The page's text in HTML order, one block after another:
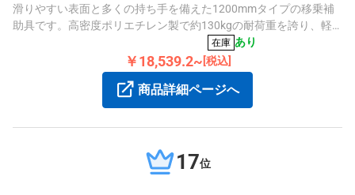
滑りやすい表面と多くの持ち手を備えた1200mmタイプの移乗補
助具です。高密度ポリエチレン製で約130kgの耐荷重を誇り、軽
在庫 あり
￥18,539.2~ [税込]
商品詳細ページへ
17位